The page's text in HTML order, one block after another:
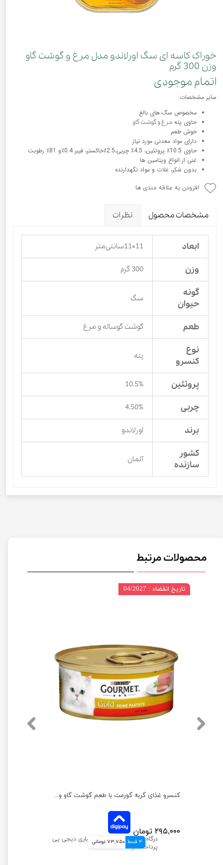
خوراک کاسه ای سگ اورلاندو مدل مرغ و گوشت گاو
وزن 300 گرم
اتمام موجودی
سایر مشخصات:
مخصوص سگ های بالغ
حاوی پته مرغ و گوشت گاو
خوش طعم
دارای مواد معدنی مورد نیاز
حاوی 10.5٪ پروتئین، 4.5٪ چربی،2.5٪خاکستر، فیبر 0.4٪و 81٪ رطوبت
غنی از انواع ویتامین ها
بدون شکر، غلات و مواد نگهدارنده
افزودن به علاقه مندی ها
مشخصات محصول نظرات
ابعاد 11×11سانتی‌متر
وزن 300 گرم
گونه
حیوان
سگ
طعم گوشت گوساله و مرغ
نوع
کنسرو
پته
پروتئین 10.5%
چربی 4.50%
برند اورلاندو
کشور
سازنده
آلمان
محصولات مرتبط
کنسرو غذای گربه گورمت با طعم گوشت گاو وزن ۸۵ گرم
۲۹۵,۰۰۰ تومان
4 قسط 73,750 تومانی
تاریخ انقضاء : 04/2027